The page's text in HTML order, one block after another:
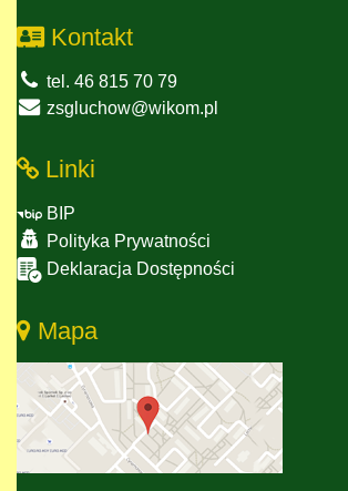
Kontakt
tel. 46 815 70 79
zsgluchow@wikom.pl
Linki
BIP
Polityka Prywatności
Deklaracja Dostępności
Mapa